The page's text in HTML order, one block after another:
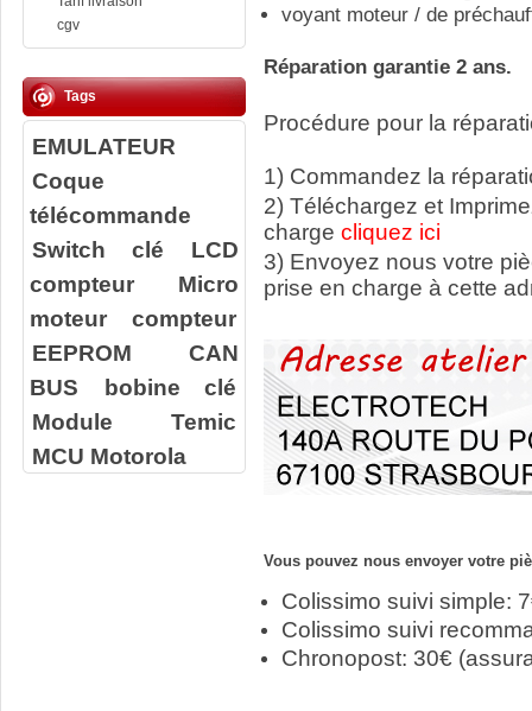
cgv
Tags
EMULATEUR
Coque
télécommande
Switch clé
LCD
compteur
Micro
moteur compteur
EEPROM
CAN
BUS
bobine clé
Module Temic
MCU Motorola
voyant moteur / de
Réparation garantie 2 ans.
Procédure pour la
1) Commandez la
2) Téléchargez et
charge cliquez ici
3) Envoyez nous votre
prise en charge à cette
Vous pouvez nous envoyer votre
Colissimo suivi simple:
Colissimo suivi
Chronopost: 30€